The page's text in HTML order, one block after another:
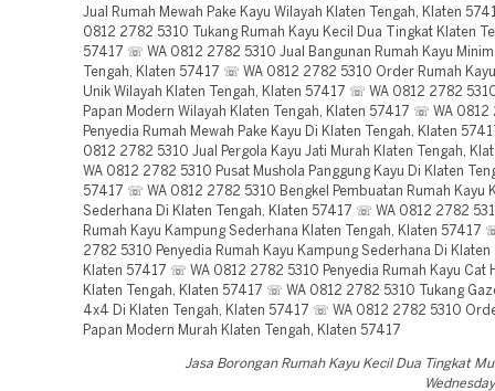
Jual Rumah Mewah Pake Kayu Wilayah Klaten Tengah, Klaten
0812 2782 5310 Tukang Rumah Kayu Kecil Dua Tingkat Klaten
57417 ☏ WA 0812 2782 5310 Jual Bangunan Rumah Kayu
Tengah, Klaten 57417 ☏ WA 0812 2782 5310 Order Rumah
Unik Wilayah Klaten Tengah, Klaten 57417 ☏ WA 0812 2782
Papan Modern Wilayah Klaten Tengah, Klaten 57417 ☏ WA 0812
Penyedia Rumah Mewah Pake Kayu Di Klaten Tengah, Klaten
0812 2782 5310 Jual Pergola Kayu Jati Murah Klaten Tengah,
WA 0812 2782 5310 Pusat Mushola Panggung Kayu Di Klaten
57417 ☏ WA 0812 2782 5310 Bengkel Pembuatan Rumah Kayu
Sederhana Di Klaten Tengah, Klaten 57417 ☏ WA 0812 2782
Rumah Kayu Kampung Sederhana Klaten Tengah, Klaten 57417
2782 5310 Penyedia Rumah Kayu Kampung Sederhana Di Klaten
Klaten 57417 ☏ WA 0812 2782 5310 Penyedia Rumah Kayu Cat
Klaten Tengah, Klaten 57417 ☏ WA 0812 2782 5310 Tukang
4x4 Di Klaten Tengah, Klaten 57417 ☏ WA 0812 2782 5310
Papan Modern Murah Klaten Tengah, Klaten 57417
Jasa Borongan Rumah Kayu Kecil Dua Tingkat